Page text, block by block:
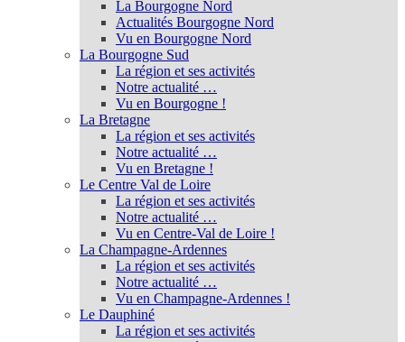
La Bourgogne Nord
Actualités Bourgogne Nord
Vu en Bourgogne Nord
La Bourgogne Sud
La région et ses activités
Notre actualité …
Vu en Bourgogne !
La Bretagne
La région et ses activités
Notre actualité …
Vu en Bretagne !
Le Centre Val de Loire
La région et ses activités
Notre actualité …
Vu en Centre-Val de Loire !
La Champagne-Ardennes
La région et ses activités
Notre actualité …
Vu en Champagne-Ardennes !
Le Dauphiné
La région et ses activités